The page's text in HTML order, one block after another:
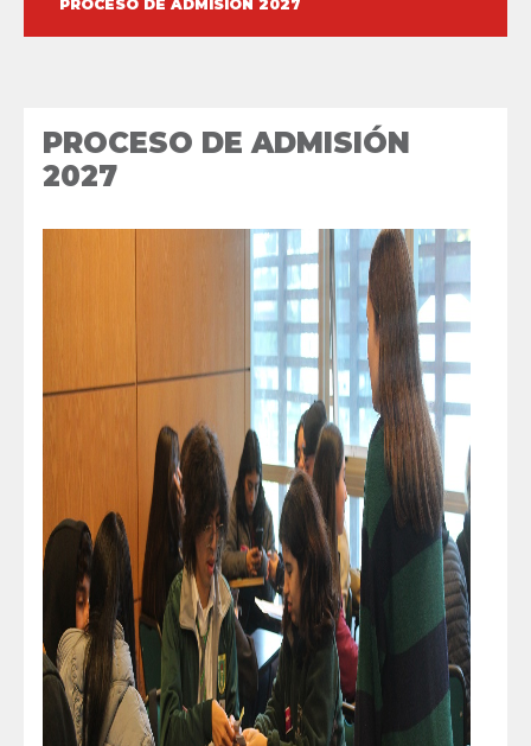
PROCESO DE ADMISIÓN 2027
PROCESO DE ADMISIÓN
2027